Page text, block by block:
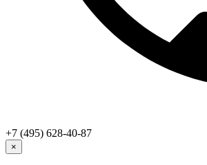
+7 (495) 628-40-87
×